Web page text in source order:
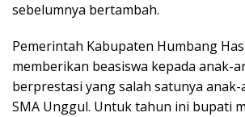
sebelumnya bertambah.
Pemerintah Kabupaten Humbang
memberikan beasiswa kepada anak-
berprestasi yang salah satunya
SMA Unggul. Untuk tahun ini bupati